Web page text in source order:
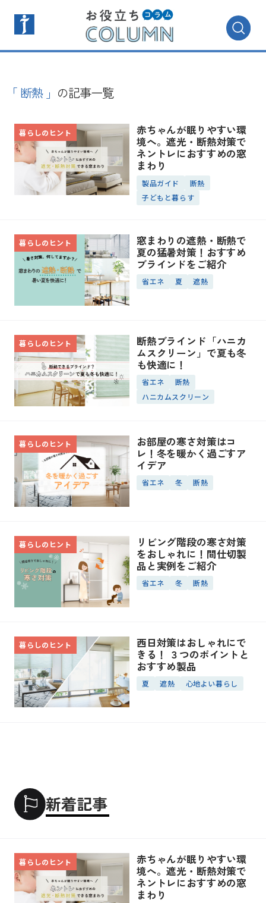
「 断熱 」 の記事一覧
暮らしのヒント
赤ちゃんが眠りやすい環
境へ。遮光・断熱対策で
ネントレにおすすめの窓
まわり
製品ガイド
断熱
子どもと暮らす
暮らしのヒント
窓まわりの遮熱・断熱で
夏の猛暑対策！おすすめ
ブラインドをご紹介
省エネ 夏 遮熱
暮らしのヒント
断熱ブラインド「ハニカ
ムスクリーン」で夏も冬
も快適に！
省エネ
断熱
ハニカムスクリーン
暮らしのヒント
お部屋の寒さ対策はコ
レ！冬を暖かく過ごすア
イデア
省エネ 冬 断熱
暮らしのヒント
リビング階段の寒さ対策
をおしゃれに！間仕切製
品と実例をご紹介
省エネ 冬 断熱
暮らしのヒント
西日対策はおしゃれにで
きる！ ３つのポイントと
おすすめ製品
夏 遮熱 心地よい暮らし
新着記事
暮らしのヒント
赤ちゃんが眠りやすい環
境へ。遮光・断熱対策で
ネントレにおすすめの窓
まわり